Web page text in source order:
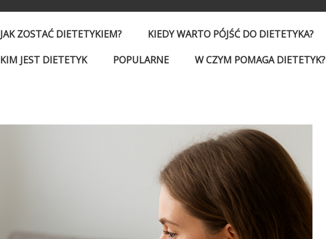
JAK ZOSTAĆ DIETETYKIEM?
KIEDY WARTO PÓJŚĆ DO DIETETYKA?
KIM JEST DIETETYK
POPULARNE W CZYM POMAGA DIETETYK?